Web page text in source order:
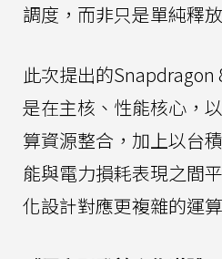
調度，而非只是單純釋
此次提出的Snapdragon
是在主核、性能核心，
算資源整合，加上以台
能與電力損耗表現之間
化設計對應更複雜的運